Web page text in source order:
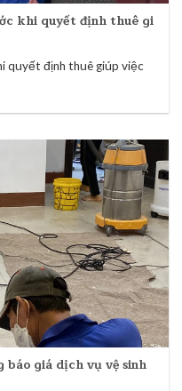
khi quyết định thuê gi
quyết định thuê giúp việc
báo giá dịch vụ vệ sinh